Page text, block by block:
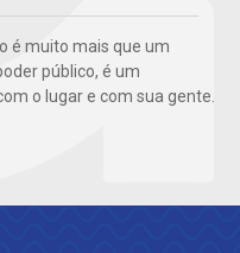
é muito mais que um
público, é um
o lugar e com sua gente.